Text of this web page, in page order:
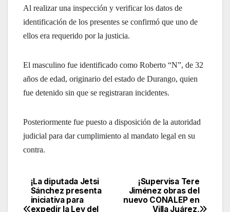
Al realizar una inspección y verificar los datos de
identificación de los presentes se confirmó que uno de
ellos era requerido por la justicia.
El masculino fue identificado como Roberto “N”, de 32
años de edad, originario del estado de Durango, quien
fue detenido sin que se registraran incidentes.
Posteriormente fue puesto a disposición de la autoridad
judicial para dar cumplimiento al mandato legal en su
contra.
Navegación
¡Supervisa Tere
Jiménez obras del
nuevo CONALEP en
Villa Juárez,
¡La diputada Jetsi
Sánchez presenta
iniciativa para
expedir la Ley del